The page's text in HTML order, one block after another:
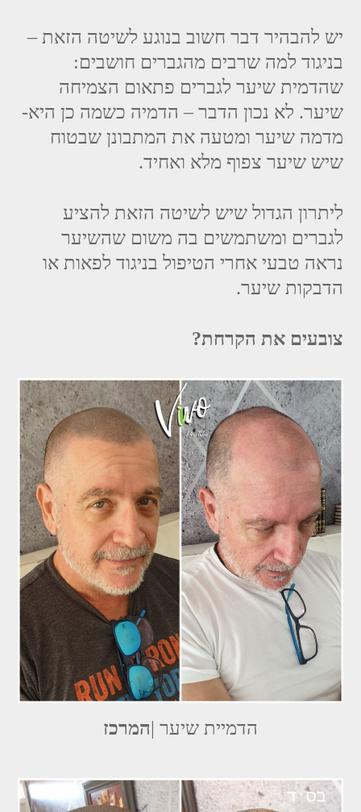
יש להבהיר דבר חשוב בנוגע לשיטה הזאת –
בניגוד למה שרבים מהגברים חושבים:
שהדמית שיער לגברים פתאום הצמיחה
שיער. לא נכון הדבר – הדמיה כשמה כן היא-
מדמה שיער ומטעה את המתבונן שבטוח
שיש שיער צפוף מלא ואחיד.
ליתרון הגדול שיש לשיטה הזאת להציע
לגברים ומשתמשים בה משום שהשיער
נראה טבעי אחרי הטיפול בניגוד לפאות או
הדבקות שיער.
צובעים את הקרחת?
הדמיית שיער | המרכז